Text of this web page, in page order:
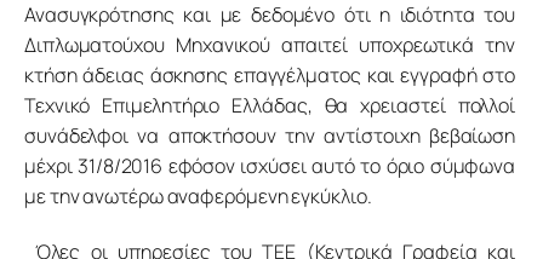
Ανασυγκρότησης και με δεδομένο ότι η ιδιότητα του
Διπλωματούχου Μηχανικού απαιτεί υποχρεωτικά την
κτήση άδειας άσκησης επαγγέλματος και εγγραφή στο
Τεχνικό Επιμελητήριο Ελλάδας, θα χρειαστεί πολλοί
συνάδελφοι να αποκτήσουν την αντίστοιχη βεβαίωση
μέχρι 31/8/2016 εφόσον ισχύσει αυτό το όριο σύμφωνα
με την ανωτέρω αναφερόμενη εγκύκλιο.